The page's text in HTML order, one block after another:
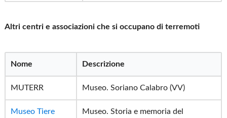
Altri centri e associazioni che si occupano di terremoti
Nome Descrizione
MUTERR Museo. Soriano Calabro (VV)
Museo Tiere
Museo. Storia e memoria del